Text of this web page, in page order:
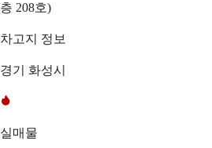
층 208호)
차고지 정보
경기 화성시
실매물